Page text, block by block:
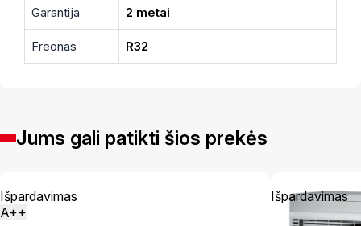
Garantija 2 metai
Freonas R32
Jums gali patikti šios prekės
Išpardavimas
A++
Išpardavimas